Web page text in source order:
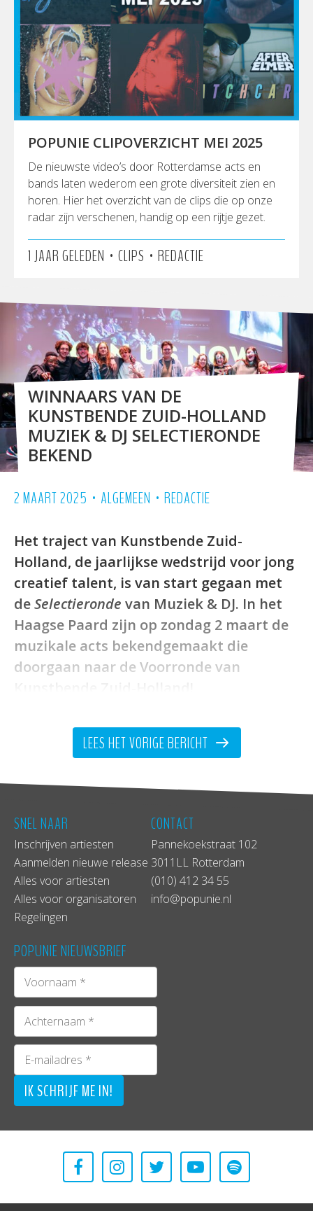
POPUNIE CLIPOVERZICHT MEI 2025
De nieuwste video’s door Rotterdamse acts en
bands laten wederom een grote diversiteit zien en
horen. Hier het overzicht van de clips die op onze
radar zijn verschenen, handig op een rijtje gezet.
1 JAAR GELEDEN • CLIPS • REDACTIE
WINNAARS VAN DE
KUNSTBENDE ZUID-HOLLAND
MUZIEK & DJ SELECTIERONDE
BEKEND
2 MAART 2025 • ALGEMEEN • REDACTIE
Het traject van Kunstbende Zuid-
Holland, de jaarlijkse wedstrijd voor jong
creatief talent, is van start gegaan met
deSelectieronde van Muziek & DJ. In het
Haagse Paard zijn op zondag 2 maart de
muzikale acts bekendgemaakt die
doorgaan naar de Voorronde van
Tijdens de Selectieronde van Muziek & DJ hebben
ruim 20 jongeren in de leeftijd 13 t/m 19 jaar het
beste van zichzelf laten zien. De volgende acts in
de categorieën DJ & Muziek zijn (in willekeurige
volgorde) geselecteerd voor de Voorronde:
Muziek:
Mirthe & Rosemarie
Lois(16 jaar, Rotterdam
17 jaar, Bergschenhoek )
LEES HET VORIGE BERICHT
SNEL NAAR
Inschrijven artiesten
Aanmelden nieuwe release
Alles voor artiesten
Alles voor organisatoren
Regelingen
CONTACT
Pannekoekstraat 102
3011LL Rotterdam
(010) 412 34 55
info@popunie.nl
POPUNIE NIEUWSBRIEF